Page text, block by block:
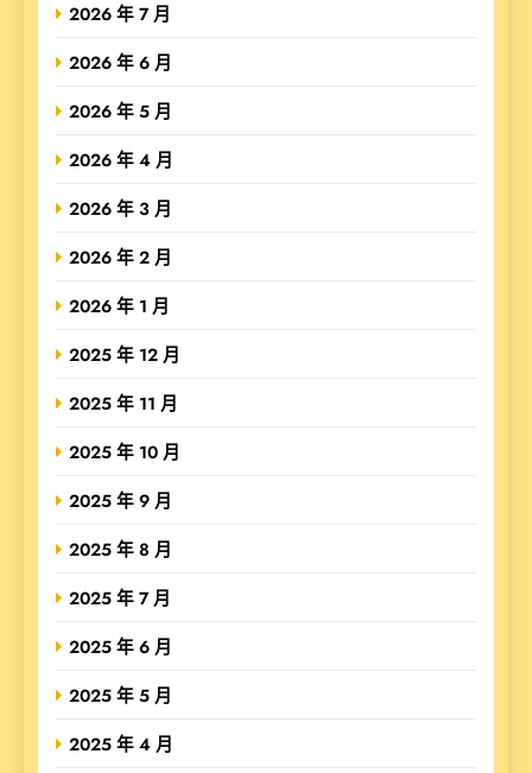
2026 年 7 月
2026 年 6 月
2026 年 5 月
2026 年 4 月
2026 年 3 月
2026 年 2 月
2026 年 1 月
2025 年 12 月
2025 年 11 月
2025 年 10 月
2025 年 9 月
2025 年 8 月
2025 年 7 月
2025 年 6 月
2025 年 5 月
2025 年 4 月